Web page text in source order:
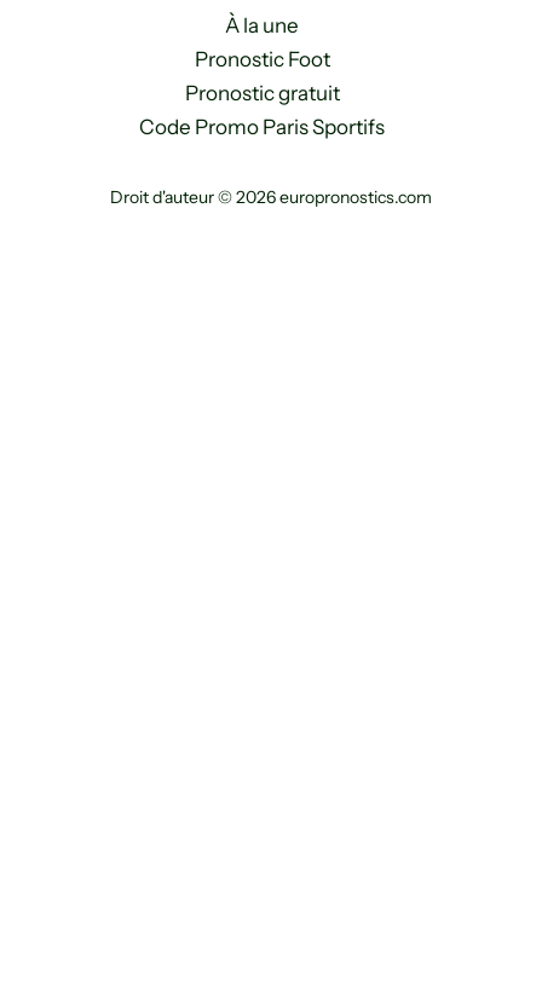
À la une
Pronostic Foot
Pronostic gratuit
Code Promo Paris Sportifs
Droit d'auteur © 2026 europronostics.com